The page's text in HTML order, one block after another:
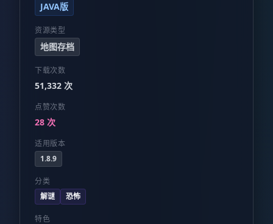
JAVA版
资源类型
地图存档
下载次数
51,332 次
点赞次数
28 次
适用版本
1.8.9
分类
解谜
恐怖
特色